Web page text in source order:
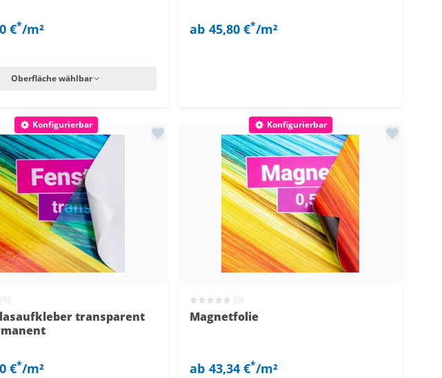
€*/m²
Oberfläche wählbar
ab 45,80 €*/m²
Konfigurierbar
(0)
transparent
€*/m²
Konfigurierbar
(0)
Magnetfolie
ab 43,34 €*/m²